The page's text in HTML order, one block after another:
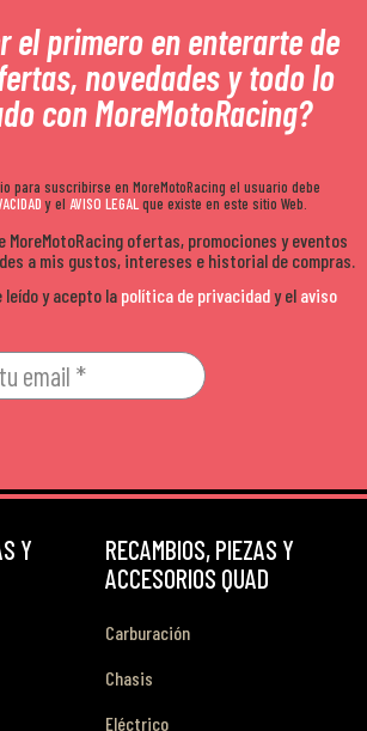
el primero en enterarte de
novedades y todo lo
con MoreMotoRacing?
para suscribirse en MoreMotoRacing el usuario debe
y el AVISO LEGALque existe en este sitio Web.
MoreMotoRacing ofertas, promociones y eventos
a mis gustos, intereses e historial de compras.
leído y acepto la política de privacidady el aviso
Y
RECAMBIOS, PIEZAS Y
ACCESORIOS QUAD
Carburación
Chasis
Eléctrico